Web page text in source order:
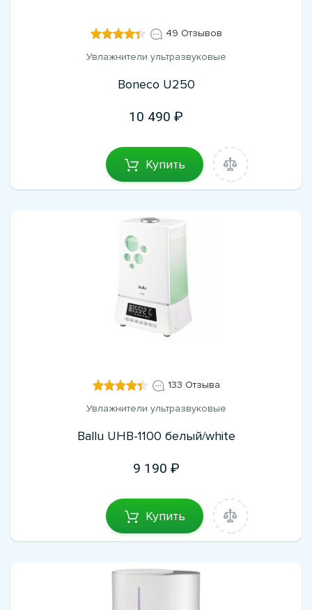
49 Отзывов
Увлажнители ультразвуковые
Boneco U250
10 490
Купить
133 Отзыва
Увлажнители ультразвуковые
Ballu UHB-1100 белый/white
9 190
Купить